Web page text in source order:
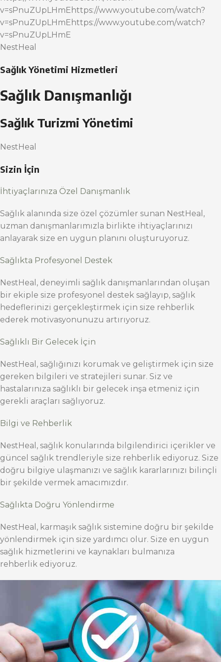
v=sPnuZUpLHmEhttps://www.youtube.com/watch?
v=sPnuZUpLHmEhttps://www.youtube.com/watch?
v=sPnuZUpLHmE
NestHeal
Sağlık Yönetimi Hizmetleri
Sağlık Danışmanlığı
Sağlık Turizmi Yönetimi
NestHeal
Sizin İçin
İhtiyaçlarınıza Özel Danışmanlık
Sağlık alanında size özel çözümler sunan NestHeal,
uzman danışmanlarımızla birlikte ihtiyaçlarınızı
anlayarak size en uygun planını oluşturuyoruz.
Sağlıkta Profesyonel Destek
NestHeal, deneyimli sağlık danışmanlarından oluşan
bir ekiple size profesyonel destek sağlayıp, sağlık
hedeflerinizi gerçekleştirmek için size rehberlik
ederek motivasyonunuzu artırıyoruz.
Sağlıklı Bir Gelecek İçin
NestHeal, sağlığınızı korumak ve geliştirmek için size
gereken bilgileri ve stratejileri sunar. Siz ve
hastalarınıza sağlıklı bir gelecek inşa etmeniz için
gerekli araçları sağlıyoruz.
Bilgi ve Rehberlik
NestHeal, sağlık konularında bilgilendirici içerikler ve
güncel sağlık trendleriyle size rehberlik ediyoruz. Size
doğru bilgiye ulaşmanızı ve sağlık kararlarınızı bilinçli
bir şekilde vermek amacımızdır.
Sağlıkta Doğru Yönlendirme
NestHeal, karmaşık sağlık sistemine doğru bir şekilde
yönlendirmek için size yardımcı olur. Size en uygun
sağlık hizmetlerini ve kaynakları bulmanıza
rehberlik ediyoruz.